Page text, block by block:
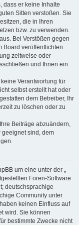
dass er keine Inhalte
Sitten verstoßen. Sie
die in Ihren
bzw. zu verwenden.
Bei Verstößen gegen
Board veröffentlichten
zeitweise oder
und Ihnen ein
Verantwortung für
selbst erstellt hat oder
dem Betreiber, Ihr
zu löschen oder zu
Beiträge abzuändern,
geeignet sind, dem
um eine unter der „
Foren-Software
deutschsprachige
Community unter
keinen Einfluss auf
wird. Sie können
bestimmte Zwecke nicht